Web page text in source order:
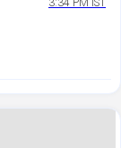
3:34 PM IST